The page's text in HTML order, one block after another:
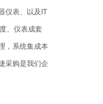
仪表、以及IT
、仪表成套
，系统集成本
采购是我们企